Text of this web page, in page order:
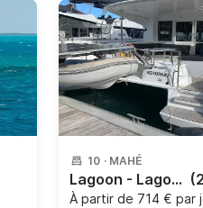
10 · MAHÉ
Lagoon - Lagoon 40
À partir de 714 € par